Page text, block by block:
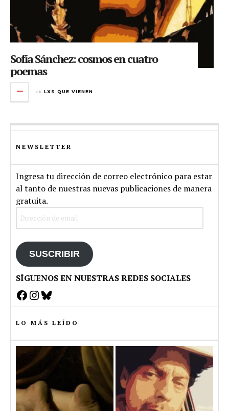
Sofía Sánchez: cosmos en cuatro
poemas
en LXS QUE VIENEN
NEWSLETTER
Ingresa tu dirección de correo electrónico para estar
al tanto de nuestras nuevas publicaciones de manera
gratuita.
SUSCRIBIR
SÍGUENOS EN NUESTRAS REDES SOCIALES
Facebook
Instagram
Bluesky
LO MÁS LEÍDO